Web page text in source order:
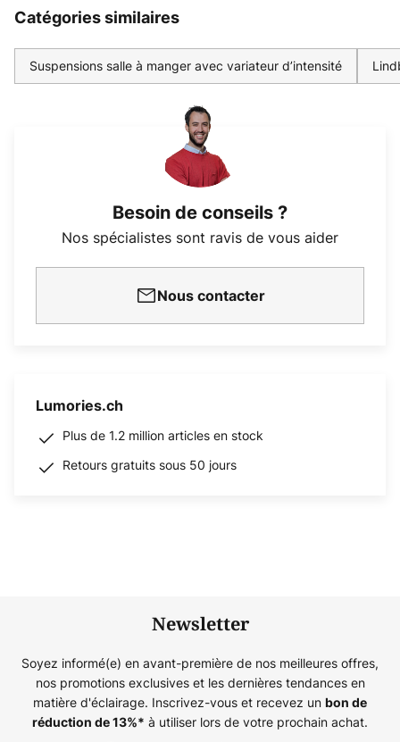
Catégories similaires
Suspensions salle à manger avec variateur d’intensité
Besoin de conseils ?
Nos spécialistes sont ravis de vous aider
Nous contacter
Lumories.ch
Plus de 1.2 million articles en stock
Retours gratuits sous 50 jours
Newsletter
Soyez informé(e) en avant-première de nos meilleures offres,
nos promotions exclusives et les dernières tendances en
matière d'éclairage. Inscrivez-vous et recevez un bon de
réduction de13%* à utiliser lors de votre prochain achat.